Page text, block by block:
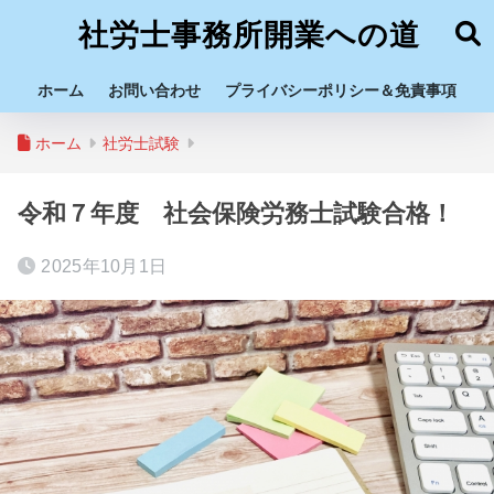
社労士事務所開業への道
ホーム お問い合わせ プライバシーポリシー＆免責事項
ホーム 社労士試験
令和７年度 社会保険労務士試験合格！
2025年10月1日